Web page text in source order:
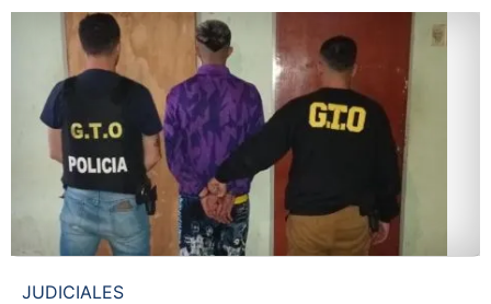
JUDICIALES